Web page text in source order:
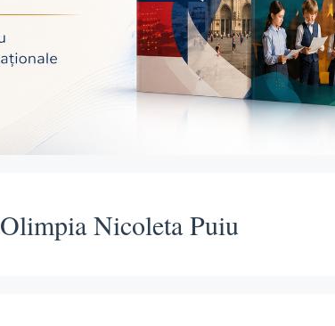
Olimpia Nicoleta Puiu